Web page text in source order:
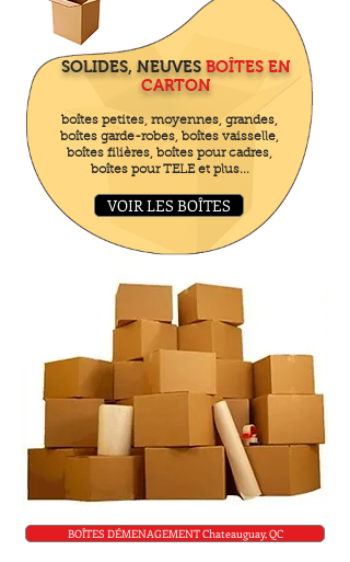
SOLIDES, NEUVES BOÎTES EN
CARTON
boîtes petites, moyennes, grandes,
boîtes garde-robes, boîtes vaisselle,
boîtes filières, boîtes pour cadres,
boîtes pour TELE et plus...
VOIR LES BOÎTES
BOÎTES DÉMENAGEMENT Chateauguay, QC